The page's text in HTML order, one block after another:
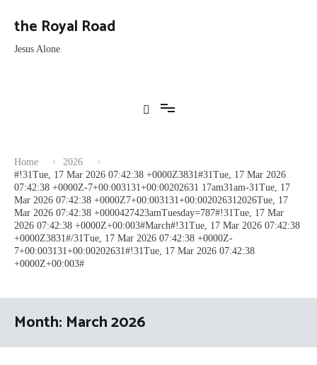
contentthe Royal Road
Jesus Alone
Home
2026
#!31Tue, 17 Mar 2026 07:42:38 +0000Z3831#31Tue, 17 Mar 2026
07:42:38 +0000Z-7+00:003131+00:00202631 17am31am-31Tue, 17
Mar 2026 07:42:38 +0000Z7+00:003131+00:002026312026Tue, 17
Mar 2026 07:42:38 +0000427423amTuesday=787#!31Tue, 17 Mar
2026 07:42:38 +0000Z+00:003#March#!31Tue, 17 Mar 2026 07:42:38
+0000Z3831#/31Tue, 17 Mar 2026 07:42:38 +0000Z-
7+00:003131+00:00202631#!31Tue, 17 Mar 2026 07:42:38
+0000Z+00:003#
Month: March 2026